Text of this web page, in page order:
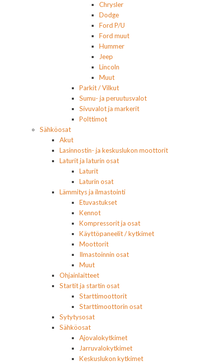
Chrysler
Dodge
Ford P/U
Ford muut
Hummer
Jeep
Lincoln
Muut
Parkit / Vilkut
Sumu- ja peruutusvalot
Sivuvalot ja markerit
Polttimot
Sähköosat
Akut
Lasinnostin- ja keskuslukon moottorit
Laturit ja laturin osat
Laturit
Laturin osat
Lämmitys ja ilmastointi
Etuvastukset
Kennot
Kompressorit ja osat
Käyttöpaneelit / kytkimet
Moottorit
Ilmastoinnin osat
Muut
Ohjainlaitteet
Startit ja startin osat
Starttimoottorit
Starttimoottorin osat
Sytytysosat
Sähköosat
Ajovalokytkimet
Jarruvalokytkimet
Keskuslukon kytkimet